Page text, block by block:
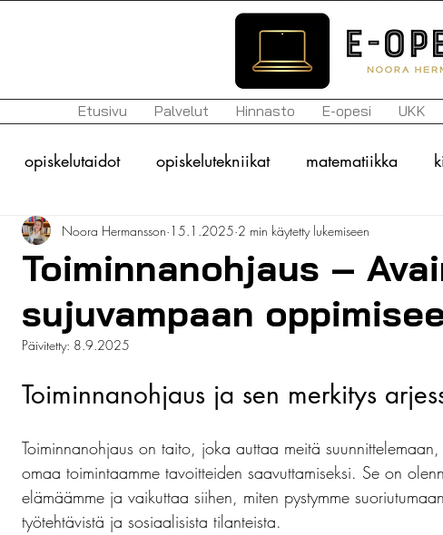
Etusivu Palvelut Hinnasto E-opesi UKK
opiskelutaidot opiskelutekniikat matematiikka
autismin kirjo arviointi tavoitteet
opiskelu-uupumus itsemyötätunto
lukivaikeus
dyskalkulia matemaattinen
Toiminnanohjaus –
sujuvampaan
Noora Hermansson 15.1.2025 2 min käytetty lukemiseen
Päivitetty: 8.9.2025
Toiminnanohjaus ja sen merkitys
Toiminnanohjaus on taito, joka auttaa meitä
omaa toimintaamme tavoitteiden saavuttamiseksi. Se on
elämäämme ja vaikuttaa siihen, miten pystymme
työtehtävistä ja sosiaalisista tilanteista.